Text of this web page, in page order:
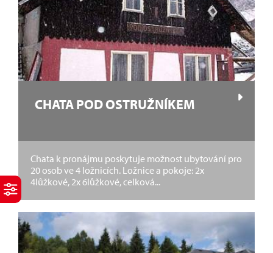
CHATA POD OSTRUŽNÍKEM
Chata k pronájmu poskytuje možnost ubytování pro
20 osob ve 4 ložnicích. Ložnice a pokoje: 2x
4lůžkové, 2x 6lůžkové, celková...